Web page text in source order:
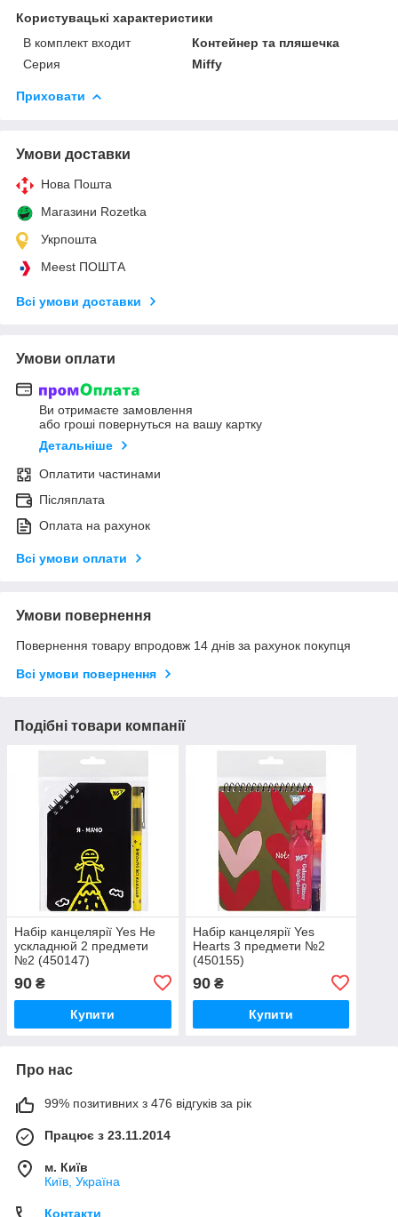
Користувацькі характеристики
В комплект входит
Контейнер та пляшечка
Серия
Miffy
Приховати
Умови доставки
Нова Пошта
Магазини Rozetka
Укрпошта
Meest ПОШТА
Всі умови доставки
Умови оплати
Ви отримаєте замовлення
або гроші повернуться на вашу картку
Детальніше
Оплатити частинами
Післяплата
Оплата на рахунок
Всі умови оплати
Умови повернення
Повернення товару впродовж 14 днів за рахунок покупця
Всі умови повернення
Подібні товари компанії
Набір канцелярії Yes Не
ускладнюй 2 предмети
№2 (450147)
90 ₴
Купити
Набір канцелярії Yes
Hearts 3 предмети №2
(450155)
90₴
Купити
Про нас
99% позитивних з 476 відгуків за рік
Працює з 23.11.2014
м. Київ
Київ, Україна
Контакти